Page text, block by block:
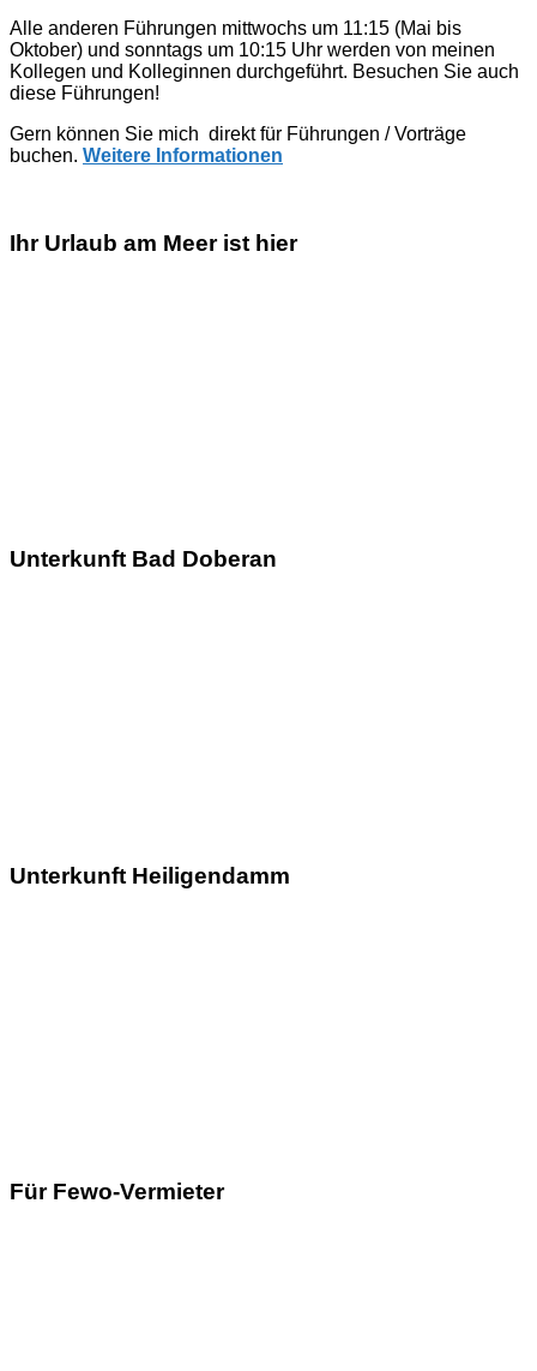
Alle anderen Führungen mittwochs um 11:15 (Mai bis
Oktober) und sonntags um 10:15 Uhr werden von meinen
Kollegen und Kolleginnen durchgeführt. Besuchen Sie auch
diese Führungen!
Gern können Sie mich direkt für Führungen / Vorträge
buchen. Weitere Informationen
Ihr Urlaub am Meer ist hier
Unterkunft Bad Doberan
Unterkunft Heiligendamm
Für Fewo-Vermieter